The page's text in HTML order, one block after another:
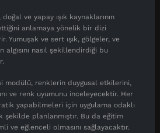
ve yapay ışık kaynaklarının
anlamaya yönelik bir dizi
Yumuşak ve sert ışık, gölgeler, ve
algısını nasıl şekillendirdiği bu
modülü, renklerin duygusal etkilerini,
ve renk uyumunu inceleyecektir. Her
yapabilmeleri için uygulama odaklı
şekilde planlanmıştır. Bu da eğitim
ve eğlenceli olmasını sağlayacaktır.